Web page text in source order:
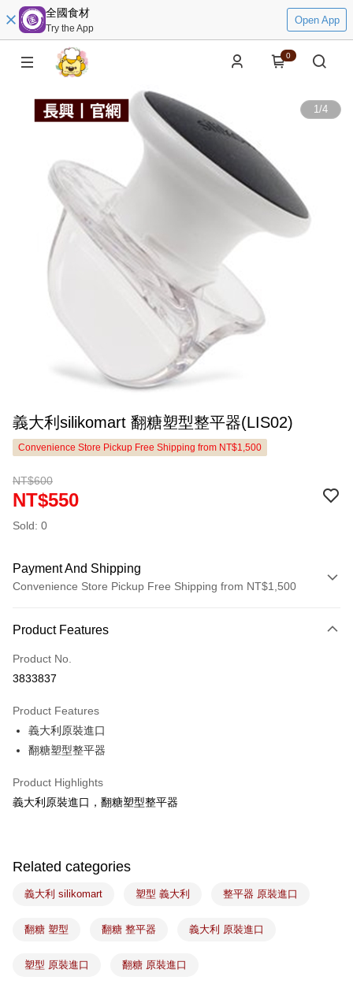
全國食材
Try the App
Open App
0
1/4
義大利silikomart 翻糖塑型整平器(LIS02)
Convenience Store Pickup Free Shipping from NT$1,500
NT$600
NT$550
Sold: 0
Payment And Shipping
Convenience Store Pickup Free Shipping from NT$1,500
Credit Card (Full Payment)
LINE Pay
Easy Wallet
Google Pay
Plus Pay
ATM Transfer
7-11取貨(5kg以內，尺寸不超過90cm)
NT$100/order | Free shipping on orders of NT$1,500 or more
常溫宅配-(限重20kg以下)
付款後門市自取
Product Features
Product No.
3833837
Product Features
義大利原裝進口
翻糖塑型整平器
Product Highlights
義大利原裝進口，翻糖塑型整平器
Related categories
義大利 silikomart 塑型 義大利 整平器 原裝進口
翻糖 塑型 翻糖 整平器 義大利 原裝進口
塑型 原裝進口 翻糖 原裝進口